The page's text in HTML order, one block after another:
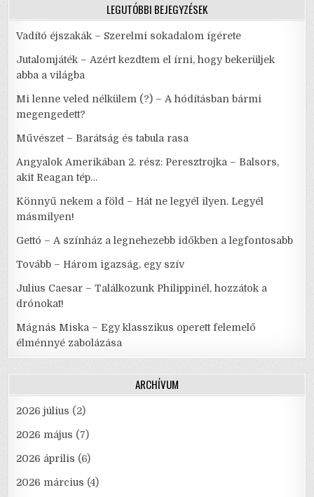
LEGUTÓBBI BEJEGYZÉSEK
Vadító éjszakák – Szerelmi sokadalom ígérete
Jutalomjáték – Azért kezdtem el írni, hogy bekerüljek
abba a világba
Mi lenne veled nélkülem (?) – A hódításban bármi
megengedett?
Művészet – Barátság és tabula rasa
Angyalok Amerikában 2. rész: Peresztrojka – Balsors,
akit Reagan tép…
Könnyű nekem a föld – Hát ne legyél ilyen. Legyél
másmilyen!
Gettó – A színház a legnehezebb időkben a legfontosabb
Tovább – Három igazság, egy szív
Julius Caesar – Találkozunk Philippinél, hozzátok a
drónokat!
Mágnás Miska – Egy klasszikus operett felemelő
élménnyé zabolázása
ARCHÍVUM
2026 július (2)
2026 május (7)
2026 április (6)
2026 március (4)